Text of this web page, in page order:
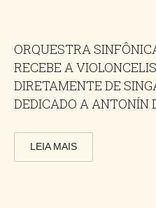
ORQUESTRA
RECEBE A
DIRETAMENTE DE
DEDICADO A ANTONÍN
LEIA MAIS